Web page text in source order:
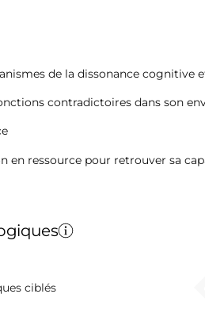
de la dissonance
contradictoires dans son
en ressource pour retrouver sa
ciblés